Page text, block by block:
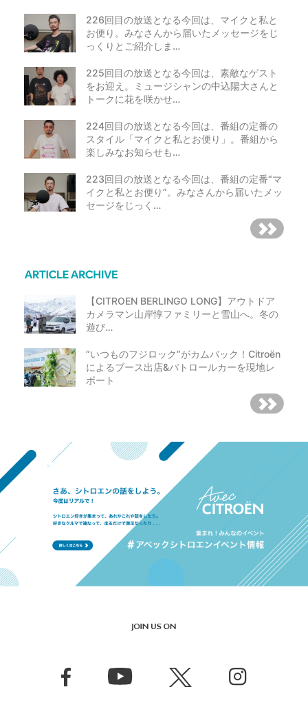
226回目の放送となる今回は、マイクと私と
お便り。みなさんから届いたメッセージをじ
っくりとご紹介しま…
225回目の放送となる今回は、素敵なゲスト
をお迎え。ミュージシャンの中込陽大さんと
トークに花を咲かせ…
224回目の放送となる今回は、番組の定番の
スタイル「マイクと私とお便り」。番組から
楽しみなお知らせも…
223回目の放送となる今回は、番組の定番“マ
イクと私とお便り”。みなさんから届いたメッ
セージをじっく…
【CITROEN BERLINGO LONG】アウトドア
カメラマン山岸惇ファミリーと雪山へ。冬の
遊び…
“いつものフジロック”がカムバック！Citroën
によるブース出店&パトロールカーを現地レ
ポート